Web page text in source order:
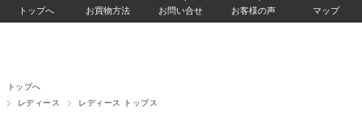
トップへ お買物方法 お問い合せ お客様の声 マップ
トップへ
レディース
レディース トップス